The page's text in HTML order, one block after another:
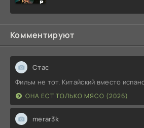
Комментируют
Стас
Фильм не тот. Китайский вместо
ОНА ЕСТ ТОЛЬКО МЯСО (2026)
merar3k